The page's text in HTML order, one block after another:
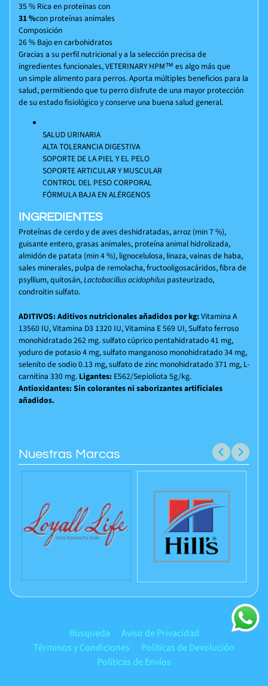
35 % Rica en proteínascon
31 %con proteínas animales
Composición
26 % Bajo en carbohidratos
Gracias a su perfil nutricional y a la selección precisa de
ingredientes funcionales, VETERINARY HPM™ es algo más que
un simple alimento para perros. Aporta múltiples beneficios para la
salud, permitiendo que tu perro disfrute de una mayor protección
de su estado fisiológico y conserve una buena salud general.
SALUD URINARIA
ALTA TOLERANCIA DIGESTIVA
SOPORTE DE LA PIEL Y EL PELO
SOPORTE ARTICULAR Y MUSCULAR
CONTROL DEL PESO CORPORAL
FÓRMULA BAJA EN ALÉRGENOS
INGREDIENTES
Proteínas de cerdo y de aves deshidratadas, arroz (min 7 %),
guisante entero, grasas animales, proteína animal hidrolizada,
almidón de patata (min 4 %), lignocelulosa, linaza, vainas de haba,
sales minerales, pulpa de remolacha, fructooligosacáridos, fibra de
psyllium, quitosán,Lactobacillus acidophilus pasteurizado,
condroitin sulfato.
ADITIVOS:Aditivos nutricionales añadidos por kg:Vitamina A
13560 IU, Vitamina D3 1320 IU, Vitamina E 569 UI, Sulfato ferroso
monohidratado 262 mg. sulfato cúprico pentahidratado 41 mg,
yoduro de potasio 4 mg, sulfato manganoso monohidratado 34 mg,
selenito de sodio 0.13 mg, sulfato de zinc monohidratado 371 mg, L-
carnitina 330 mg. Ligantes: E562/Sepioliota 5g/kg.
Antioxidantes:Sin colorantes ni saborizantes artificiales
añadidos.
Nuestras Marcas
Búsqueda
Aviso de Privacidad
Términos y Condiciones
Políticas de Devolución
Políticas de Envíos